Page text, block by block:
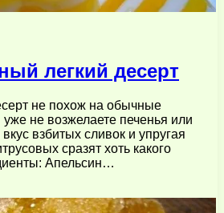
легкий десерт
не похож на обычные
не возжелаете печенья или
взбитых сливок и упругая
сразят хоть какого
Апельсин…